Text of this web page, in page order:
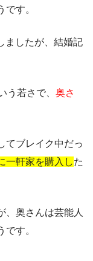
す。
ましたが、結婚記
う若さで、 奥さ
てブレイク中だっ
一軒家を購入した
、奥さんは芸能人
です。